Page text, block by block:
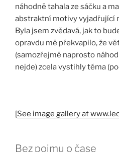
náhodně tahala ze sáčku a
abstraktní motivy vyjadřující
Byla jsem zvědavá, jak to
opravdu mě překvapilo, že
(samozřejmě naprosto
nejde) zcela vystihly téma
[See image gallery at
Bez pojmu o čase